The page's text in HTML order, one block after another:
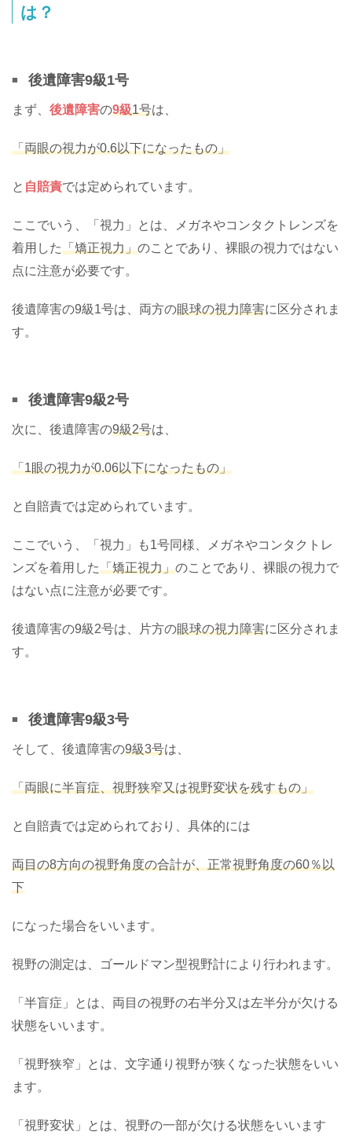
は？
後遺障害9級1号
まず、 後遺障害の9級1号は、
「両眼の視力が0.6以下になったもの」
と 自賠責では定められています。
ここでいう、「視力」とは、メガネやコンタクトレンズを
着用した「矯正視力」のことであり、裸眼の視力ではない
点に注意が必要です。
後遺障害の9級1号は、両方の眼球の視力障害に区分されま
す。
後遺障害9級2号
次に、後遺障害の9級2号は、
「1眼の視力が0.06以下になったもの」
と自賠責では定められています。
ここでいう、「視力」も1号同様、メガネやコンタクトレ
ンズを着用した「矯正視力」のことであり、裸眼の視力で
はない点に注意が必要です。
後遺障害の9級2号は、片方の眼球の視力障害に区分されま
す。
後遺障害9級3号
そして、後遺障害の9級3号は、
「両眼に半盲症、視野狭窄又は視野変状を残すもの」
と自賠責では定められており、具体的には
両目の8方向の視野角度の合計が、正常視野角度の60％以
下
になった場合をいいます。
視野の測定は、ゴールドマン型視野計により行われます。
「半盲症」とは、両目の視野の右半分又は左半分が欠ける
状態をいいます。
「視野狭窄」とは、文字通り視野が狭くなった状態をいい
ます。
「視野変状」とは、視野の一部が欠ける状態をいいます